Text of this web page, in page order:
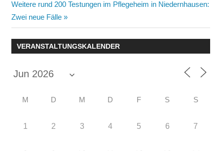
Nächster
Beitrag:
Weitere rund 200 Testungen im Pflegeheim in Niedernhausen:
Zwei neue Fälle
VERANSTALTUNGSKALENDER
M D M D F S S
1 2 3 4 5 6 7